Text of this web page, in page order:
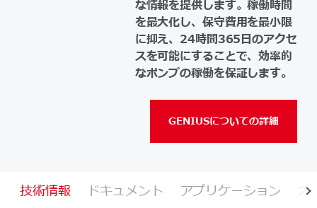
な情報を提供します。稼働時間
を最大化し、保守費用を最小限
に抑え、24時間365日のアクセ
スを可能にすることで、効率的
なポンプの稼働を保証します。
GENIUSについての詳細
技術情報 ドキュメント アプリケーション オ